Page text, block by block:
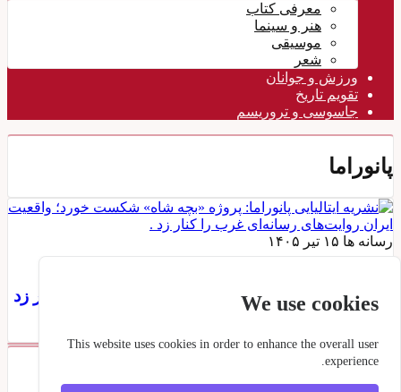
معرفی کتاب
هنر و سینما
موسیقی
شعر
ورزش و جوانان
تقویم تاريخ
جاسوسی و تروریسم
پانوراما
رسانه ها ۱۵ تیر ۱۴۰۵
خورد؛ واقعیت ایران روایت‌های رسانه‌ای غرب را کنار زد
We use cookies
This website uses cookies in order to enhance the overall user
experience.